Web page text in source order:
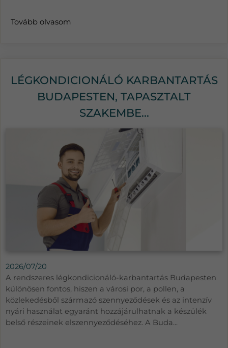
Tovább olvasom
LÉGKONDICIONÁLÓ KARBANTARTÁS
BUDAPESTEN, TAPASZTALT
SZAKEMBE...
2026/07/20
A rendszeres légkondicionáló-karbantartás Budapesten
különösen fontos, hiszen a városi por, a pollen, a
közlekedésből származó szennyeződések és az intenzív
nyári használat egyaránt hozzájárulhatnak a készülék
belső részeinek elszennyeződéséhez. A Buda...